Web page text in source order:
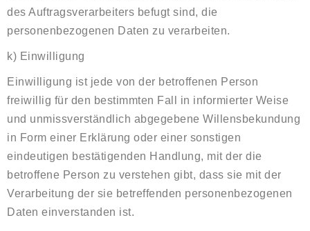
des Auftragsverarbeiters befugt sind, die
personenbezogenen Daten zu verarbeiten.
k) Einwilligung
Einwilligung ist jede von der betroffenen Person
freiwillig für den bestimmten Fall in informierter Weise
und unmissverständlich abgegebene Willensbekundung
in Form einer Erklärung oder einer sonstigen
eindeutigen bestätigenden Handlung, mit der die
betroffene Person zu verstehen gibt, dass sie mit der
Verarbeitung der sie betreffenden personenbezogenen
Daten einverstanden ist.